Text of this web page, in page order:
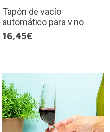
Tapón de vacío
automático para vino
16,45€